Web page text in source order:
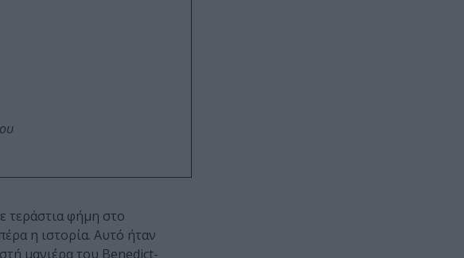
τεράστια φήμη στο
η ιστορία. Αυτό ήταν
μανιέρα του Benedict-